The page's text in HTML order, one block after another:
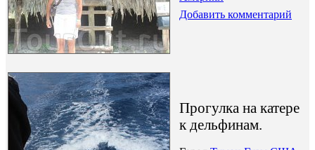
Добавить комментарий
Прогулка на катере
к дельфинам.